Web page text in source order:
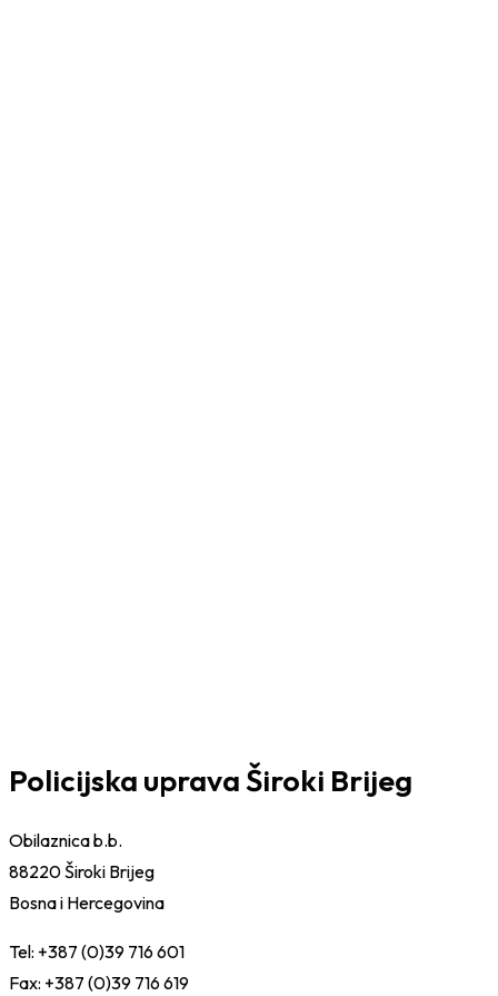
Policijska uprava Široki Brijeg
Obilaznica b.b.
88220 Široki Brijeg
Bosna i Hercegovina
Tel: +387 (0)39 716 601
Fax: +387 (0)39 716 619